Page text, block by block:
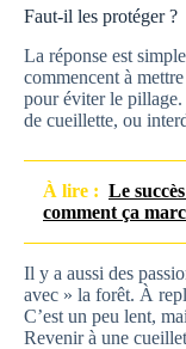
Faut-il les protéger ?
La réponse est
commencent à
pour éviter le pillage.
de cueillette, ou
À lire : Le
comment ça
Il y a aussi des
avec » la forêt. À
C’est un peu lent,
Revenir à une